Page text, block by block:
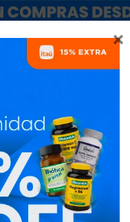

NUTRICIONISTAS